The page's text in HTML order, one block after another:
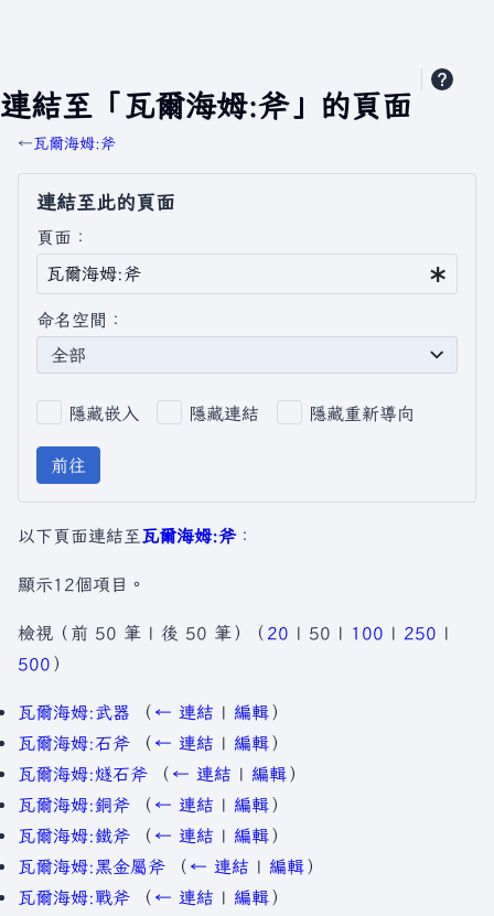
連結至「瓦爾海姆:斧」的頁面
←瓦爾海姆:斧
連結至此的頁面
頁面：
命名空間：
全部
隱藏嵌入 隱藏連結 隱藏重新導向
前往
以下頁面連結至瓦爾海姆:斧 ：
顯示12個項目。
檢視（ 前 50 筆 | 後 50 筆 ）（ 20 | 50 | 100 | 250 |
500 ）
瓦爾海姆:武器 （ ← 連結 | 編輯）
瓦爾海姆:石斧
（ ← 連結 | 編輯）
瓦爾海姆:燧石斧
（ ← 連結 | 編輯）
瓦爾海姆:銅斧
（ ← 連結 | 編輯）
瓦爾海姆:鐵斧
（ ← 連結 | 編輯）
瓦爾海姆:黑金屬斧
（ ← 連結 | 編輯）
瓦爾海姆:戰斧
（ ← 連結 | 編輯）